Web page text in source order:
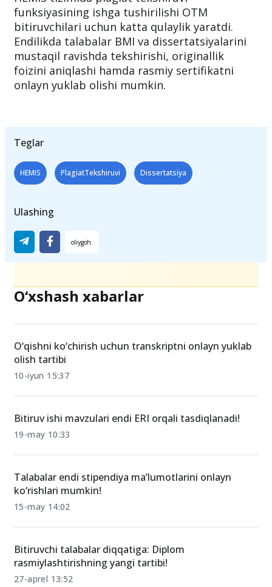
funksiyasining ishga tushirilishi OTM
bitiruvchilari uchun katta qulaylik yaratdi.
Endilikda talabalar BMI va dissertatsiyalarini
mustaqil ravishda tekshirishi, originallik
foizini aniqlashi hamda rasmiy sertifikatni
onlayn yuklab olishi mumkin.
Teglar
HEMIS PlagiatTekshiruvi Dissertatsiya
Ulashing
O‘xshash xabarlar
O‘qishni ko‘chirish uchun transkriptni onlayn yuklab
olish tartibi
10-iyun 15:37
Bitiruv ishi mavzulari endi ERI orqali tasdiqlanadi!
19-may 10:33
Talabalar endi stipendiya ma’lumotlarini onlayn
ko‘rishlari mumkin!
15-may 14:02
Bitiruvchi talabalar diqqatiga: Diplom
rasmiylashtirishning yangi tartibi!
27-aprel 13:52